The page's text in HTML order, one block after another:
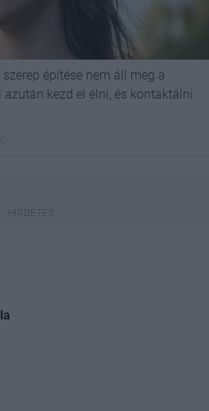
építése nem áll meg a
kezd el élni, és kontaktálni